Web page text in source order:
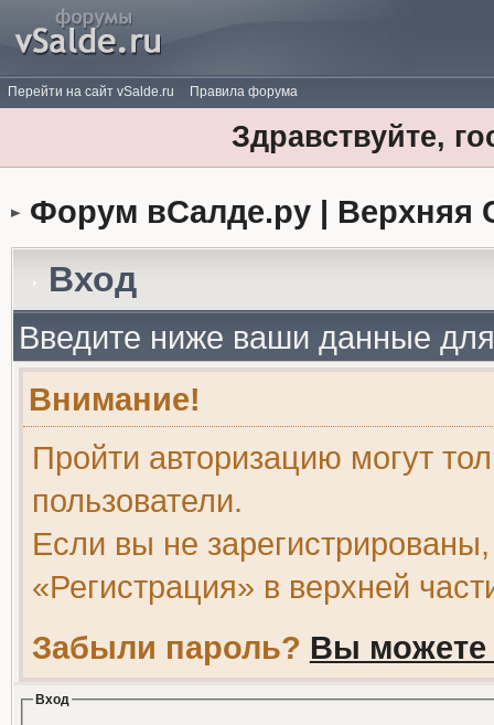
Перейти на сайт vSalde.ru Правила форума
Здравствуйте,
Форум вСалде.ру | Верхняя
Вход
Введите ниже ваши данные
Внимание!
Пройти авторизацию могут
пользователи.
Если вы не
«Регистрация» в верхней
Забыли пароль? Вы можете
Вход